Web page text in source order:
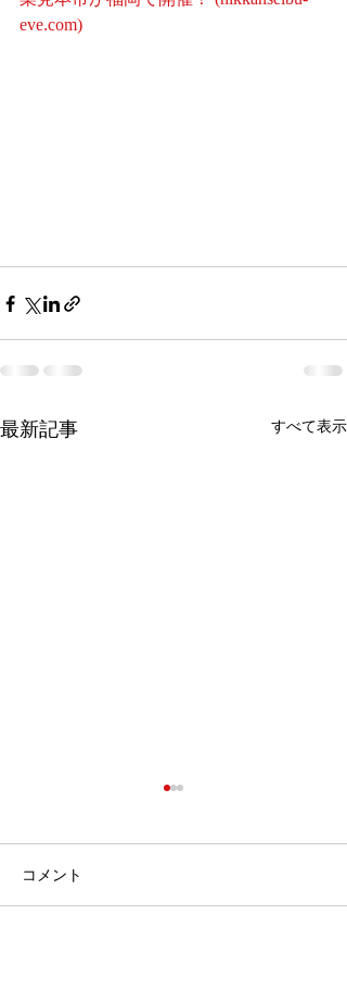
eve.com)
最新記事 すべて表示
登壇しました！
コメント